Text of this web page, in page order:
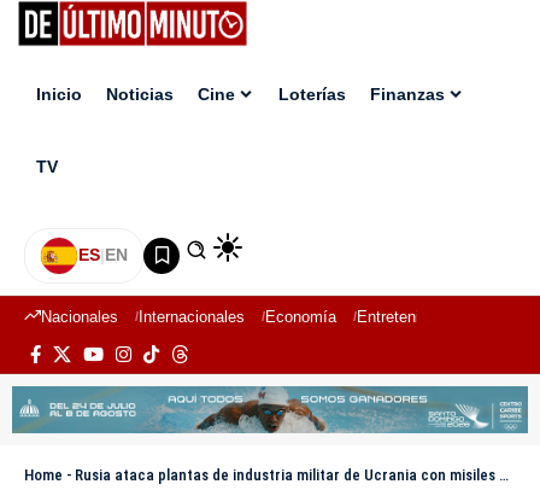
Inicio Noticias Cine Loterías Finanzas
TV
ES|EN
Nacionales Internacionales Economía Entretenimiento
Home - Rusia ataca plantas de industria militar de Ucrania con misiles Kinzhal